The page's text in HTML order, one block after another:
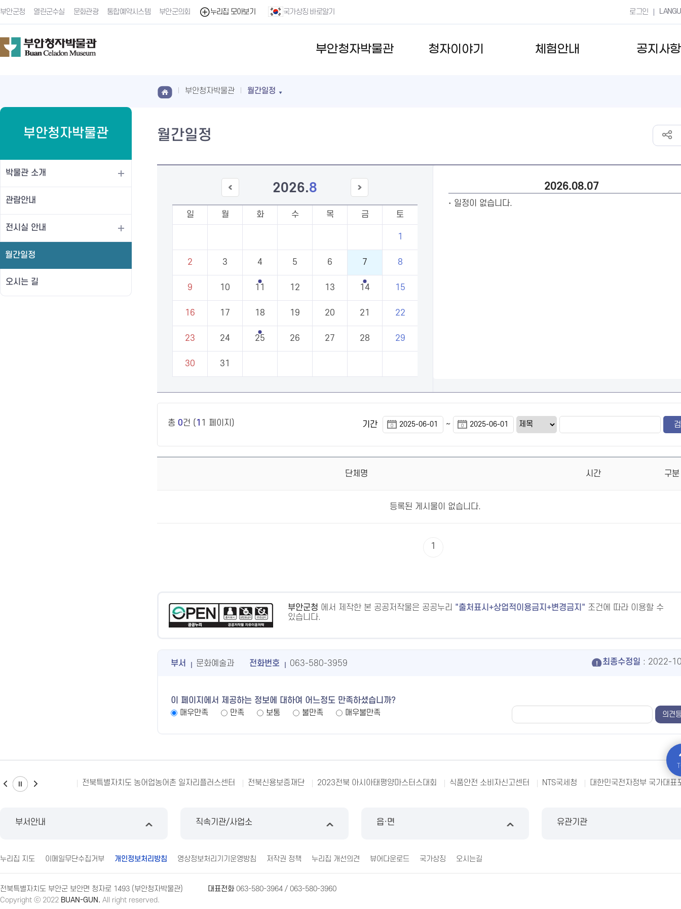
부안군청 열린군수실 문화관광 통합예약시스템 부안군의회 누리집 모아보기 국가상징 바로알기 로그인
부안청자박물관 청자이야기 체험안내 공지사항
부안청자박물관
박물관 소개
관람안내
전시실 안내
월간일정
오시는 길
부안청자박물관 월간일정
월간일정
2026.8
달
달
일 월 화 수 목 금 토
1
2 3 4 5 6 7 8
9 10 11 12 13 14 15
16 17 18 19 20 21 22
23 24 25 26 27 28 29
30 31
2026.08.07
일정이 없습니다.
총 0건 ( 1 1 페이지) 기간 ~
단체명 시간 구분
등록된 게시물이 없습니다.
1
부안군청 에서 제작한 본 공공저작물은 공공누리 출처표시+상업적이용금지+변경금지
조건에 따라 이용할 수
있습니다.
부서 문화예술과 전화번호 063-580-3959 최종수정일 : 2022-
이 페이지에서 제공하는 정보에 대하여 어느정도 만족하셨습니까?
매우만족
만족 보통 불만족 매우불만족
전북특별자치도 농어업농어촌 일자리플러스센터 전북신용보증재단 2023전북 아시아태평양마스터스대회 식품안전 소비자신고센터 NTS국세청 대한민국전자정부 국가대표
부서안내 직속기관/사업소 읍·면 유관기관
누리집 지도 이메일무단수집거부 개인정보처리방침 영상정보처리기기운영방침 저작권 정책 누리집 개선의견 뷰어다운로드 국가상징 오시는길
전북특별자치도 부안군 보안면 청자로 1493 (부안청자박물관) 대표전화063-580-3964 / 063-580-3960
Copyright ⓒ 2022 BUAN-GUN. All right reserved.